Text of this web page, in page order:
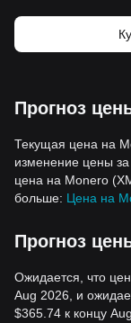
Прогноз
Текущая цена на
изменение цены
цена на Monero
больше: Цена на
Прогноз
Ожидается, что
Aug 2026, и
$365.74 к концу